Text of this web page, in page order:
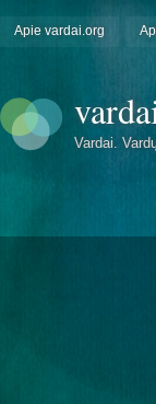
Apie vardai.org
Vardai.